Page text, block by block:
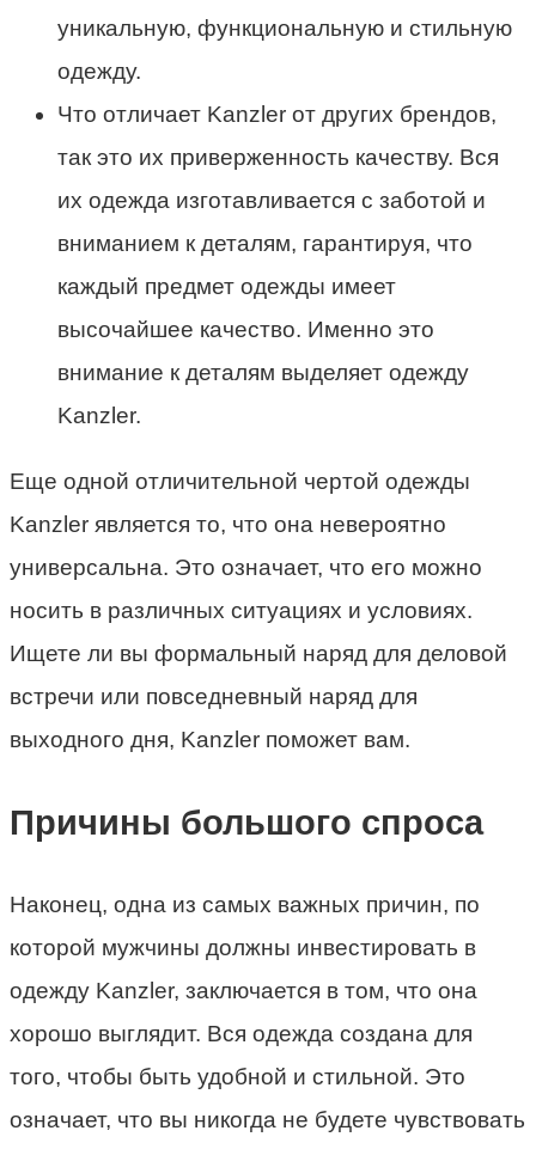
уникальную, функциональную и стильную
одежду.
Что отличает Kanzler от других брендов,
так это их приверженность качеству. Вся
их одежда изготавливается с заботой и
вниманием к деталям, гарантируя, что
каждый предмет одежды имеет
высочайшее качество. Именно это
внимание к деталям выделяет одежду
Kanzler.
Еще одной отличительной чертой одежды
Kanzler является то, что она невероятно
универсальна. Это означает, что его можно
носить в различных ситуациях и условиях.
Ищете ли вы формальный наряд для деловой
встречи или повседневный наряд для
выходного дня, Kanzler поможет вам.
Причины большого спроса
Наконец, одна из самых важных причин, по
которой мужчины должны инвестировать в
одежду Kanzler, заключается в том, что она
хорошо выглядит. Вся одежда создана для
того, чтобы быть удобной и стильной. Это
означает, что вы никогда не будете чувствовать